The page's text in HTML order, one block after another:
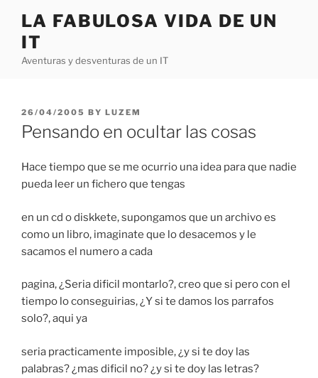
content
LA FABULOSA VIDA DE UN
IT
Aventuras y desventuras de un IT
POSTED
ON
26/04/2005 BY LUZEM
Pensando en ocultar las cosas
Hace tiempo que se me ocurrio una idea para que nadie
pueda leer un fichero que tengas
en un cd o diskkete, supongamos que un archivo es
como un libro, imaginate que lo desacemos y le
sacamos el numero a cada
pagina, ¿Seria dificil montarlo?, creo que si pero con el
tiempo lo conseguirias, ¿Y si te damos los parrafos
solo?, aqui ya
seria practicamente imposible, ¿y si te doy las
palabras? ¿mas dificil no? ¿y si te doy las letras?